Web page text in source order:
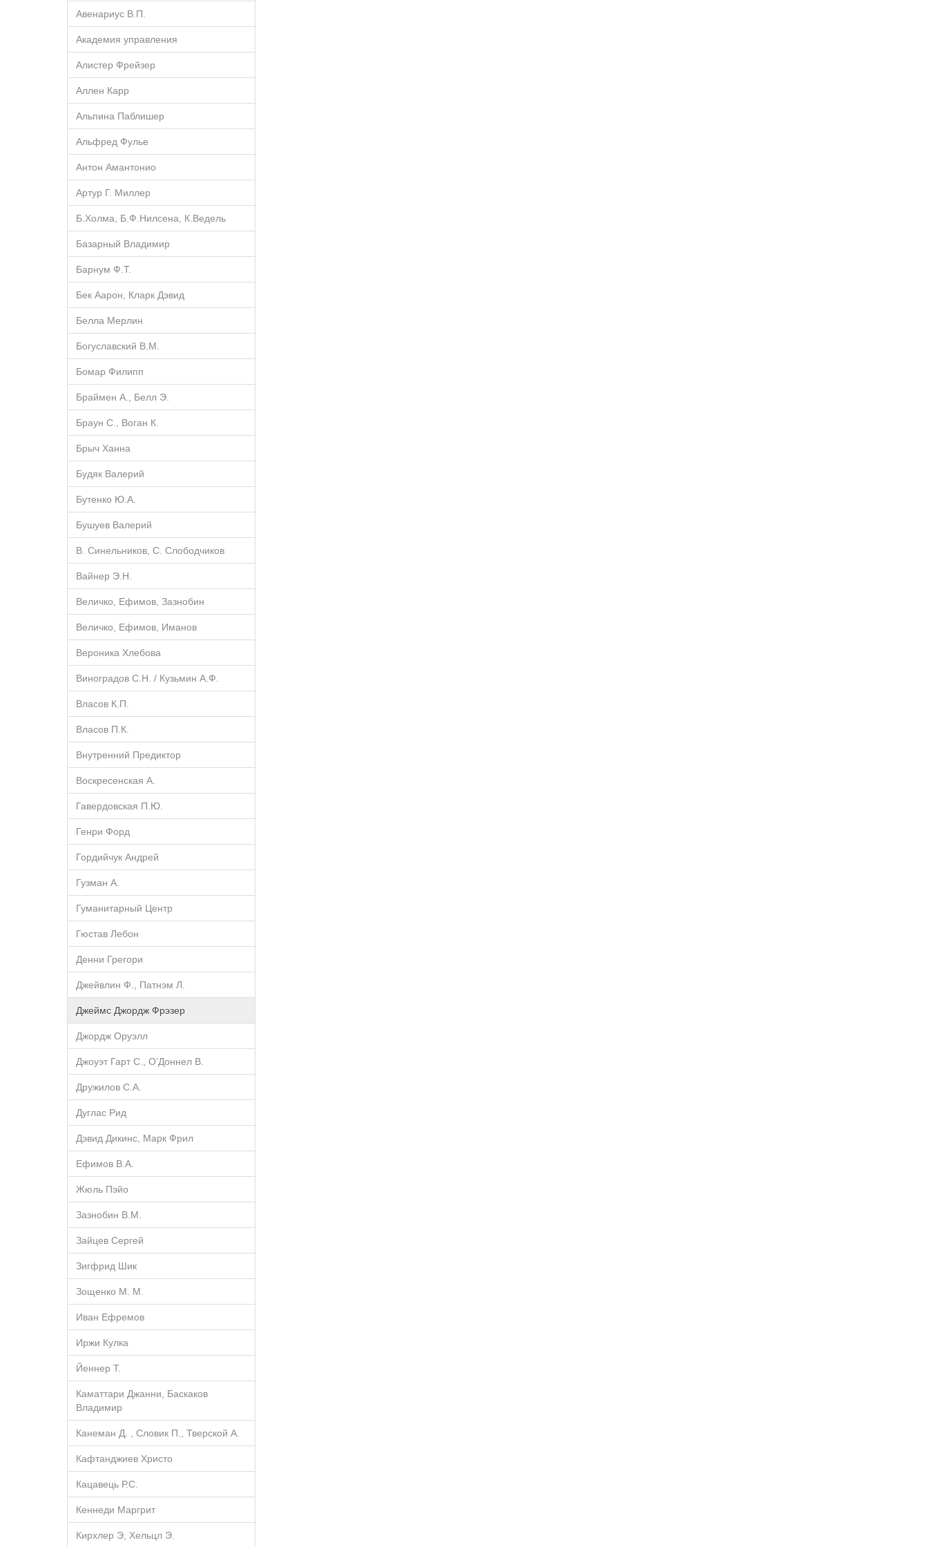
Авенариус В.П.
Академия управления
Алистер Фрейзер
Аллен Карр
Альпина Паблишер
Альфред Фулье
Антон Амантонио
Артур Г. Миллер
Б.Холма, Б.Ф.Нилсена, К.Ведель
Базарный Владимир
Барнум Ф.Т.
Бек Аарон, Кларк Дэвид
Белла Мерлин
Богуславский В.М.
Бомар Филипп
Браймен А., Белл Э.
Браун С., Воган К.
Брыч Ханна
Будяк Валерий
Бутенко Ю.А.
Бушуев Валерий
В. Синельников, С. Слободчиков
Вайнер Э.Н.
Величко, Ефимов, Зазнобин
Величко, Ефимов, Иманов
Вероника Хлебова
Виноградов С.Н. / Кузьмин А.Ф.
Власов К.П.
Власов П.К.
Внутренний Предиктор
Воскресенская А.
Гавердовская П.Ю.
Генри Форд
Гордийчук Андрей
Гузман А.
Гуманитарный Центр
Гюстав Лебон
Денни Грегори
Джейвлин Ф., Патнэм Л.
Джеймс Джордж Фрэзер
Джордж Оруэлл
Джоуэт Гарт С., О’Доннел В.
Дружилов С.А.
Дуглас Рид
Дэвид Дикинс, Марк Фрил
Ефимов В.А.
Жюль Пэйо
Зазнобин В.М.
Зайцев Сергей
Зигфрид Шик
Зощенко М. М.
Иван Ефремов
Иржи Кулка
Йеннер Т.
Каматтари Джанни, Баскаков
Владимир
Канеман Д. , Словик П., Тверской А.
Кафтанджиев Христо
Кацавець Р.С.
Кеннеди Маргрит
Кирхлер Э, Хельцл Э.